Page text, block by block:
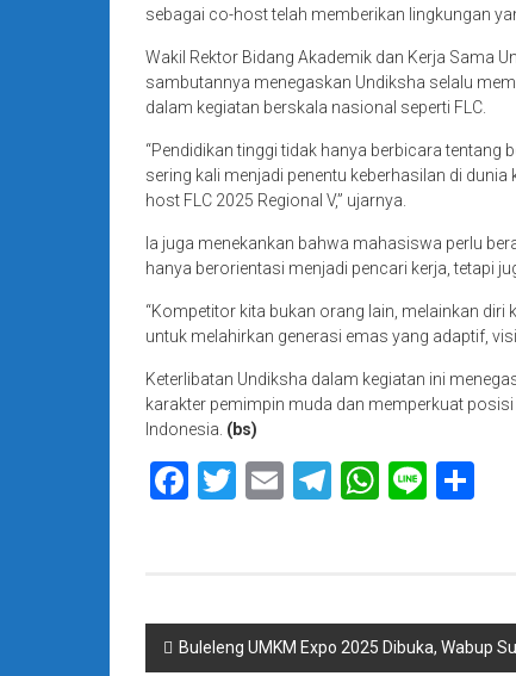
sebagai co-host telah memberikan lingkungan
Wakil Rektor Bidang Akademik dan Kerja Sama
sambutannya menegaskan Undiksha selalu
dalam kegiatan berskala nasional seperti FLC.
“Pendidikan tinggi tidak hanya berbicara tentang
sering kali menjadi penentu keberhasilan di
host FLC 2025 Regional V,” ujarnya.
Ia juga menekankan bahwa mahasiswa perlu
hanya berorientasi menjadi pencari kerja, tetapi
“Kompetitor kita bukan orang lain, melainkan
untuk melahirkan generasi emas yang adaptif,
Keterlibatan Undiksha dalam kegiatan ini
karakter pemimpin muda dan memperkuat
Indonesia. (bs)
Facebook
Twitter
EmailTelegram
Line
Navigasi
Buleleng UMKM Expo 2025 Dibuka, Wabup